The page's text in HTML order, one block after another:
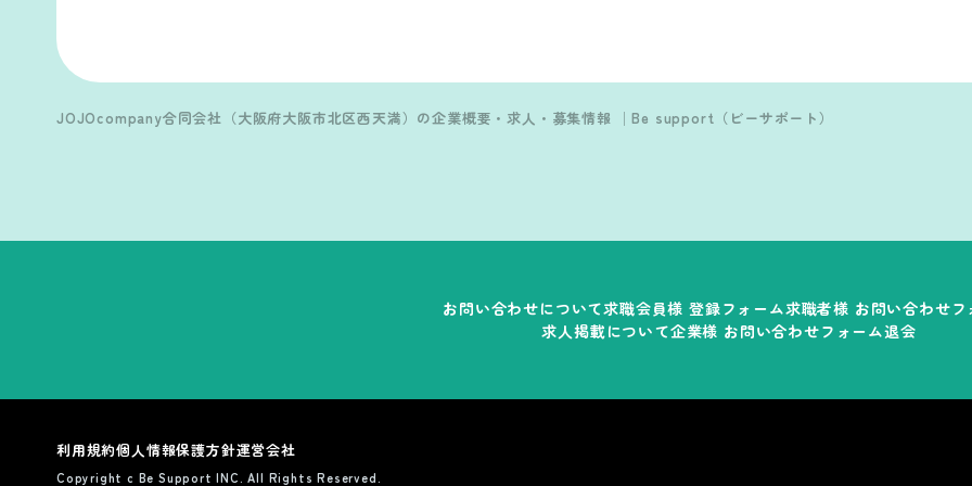
JOJOcompany合同会社（大阪府大阪市北区西天満）の企業概要・求人・募集情報 │Be support（ビーサポート）
お問い合わせについて求職会員様 登録フォーム求職者様 お問い合わせフ
求人掲載について企業様 お問い合わせフォーム退会
利用規約個人情報保護方針運営会社
Copyright c Be Support INC. All Rights Reserved.